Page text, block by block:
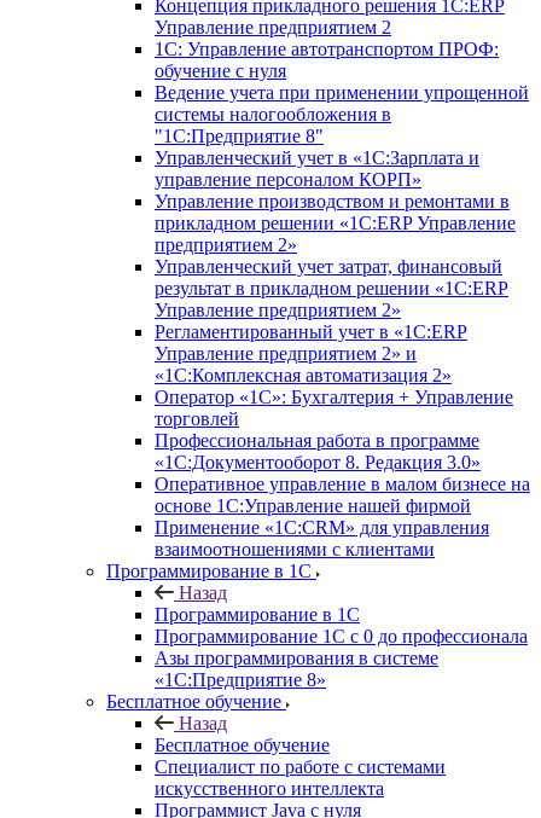
Концепция прикладного решения 1С:ERP
Управление предприятием 2
1С: Управление автотранспортом ПРОФ:
обучение с нуля
Ведение учета при применении упрощенной
системы налогообложения в
"1С:Предприятие 8"
Управленческий учет в «1C:Зарплата и
управление персоналом КОРП»
Управление производством и ремонтами в
прикладном решении «1С:ERP Управление
предприятием 2»
Управленческий учет затрат, финансовый
результат в прикладном решении «1С:ERP
Управление предприятием 2»
Регламентированный учет в «1С:ERP
Управление предприятием 2» и
«1С:Комплексная автоматизация 2»
Оператор «1С»: Бухгалтерия + Управление
торговлей
Профессиональная работа в программе
«1С:Документооборот 8. Редакция 3.0»
Оперативное управление в малом бизнесе на
основе 1С:Управление нашей фирмой
Применение «1С:CRM» для управления
взаимоотношениями с клиентами
Программирование в 1С
Назад
Программирование в 1С
Программирование 1С с 0 до профессионала
Азы программирования в системе
«1С:Предприятие 8»
Бесплатное обучение
Назад
Бесплатное обучение
Специалист по работе с системами
искусственного интеллекта
Программист Java с нуля